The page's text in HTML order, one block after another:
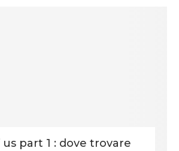
part 1 : dove trovare